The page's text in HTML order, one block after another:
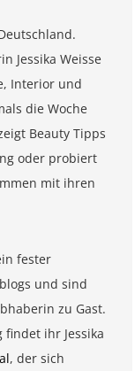
Jessika Weisse
Interior und
die Woche
Beauty Tipps
oder probiert
mit ihren
fester
und sind
zu Gast.
ihr Jessika
, der sich